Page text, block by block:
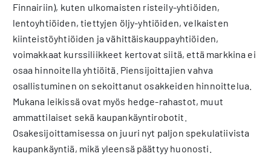
Finnairiin), kuten ulkomaisten risteily-yhtiöiden,
lentoyhtiöiden, tiettyjen öljy-yhtiöiden, velkaisten
kiinteistöyhtiöiden ja vähittäiskauppayhtiöiden,
voimakkaat kurssiliikkeet kertovat siitä, että markkina ei
osaa hinnoitella yhtiöitä. Piensijoittajien vahva
osallistuminen on sekoittanut osakkeiden hinnoittelua.
Mukana leikissä ovat myös hedge-rahastot, muut
ammattilaiset sekä kaupankäyntirobotit.
Osakesijoittamisessa on juuri nyt paljon spekulatiivista
kaupankäyntiä, mikä yleensä päättyy huonosti.